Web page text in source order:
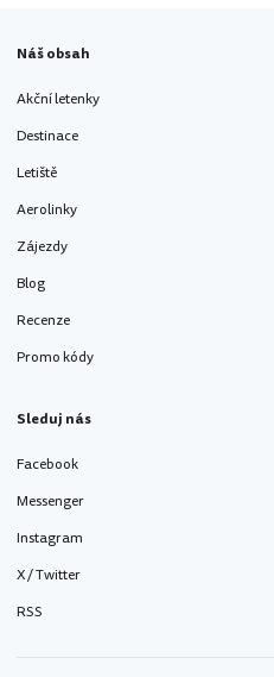
Náš obsah
Akční letenky
Destinace
Letiště
Aerolinky
Zájezdy
Blog
Recenze
Promo kódy
Sleduj nás
Facebook
Messenger
Instagram
X / Twitter
RSS